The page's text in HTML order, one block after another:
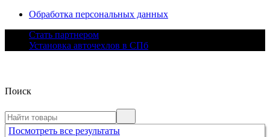
Обработка персональных данных
Стать партнером
Установка авточехлов в СПб
Поиск
Посмотреть все результаты